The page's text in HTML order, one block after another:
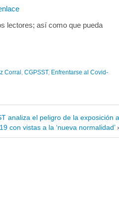
lectores; así como que pueda
Corral , CGPSST, Enfrentarse al Covid-
analiza el peligro de la exposición
con vistas a la ‘nueva normalidad’